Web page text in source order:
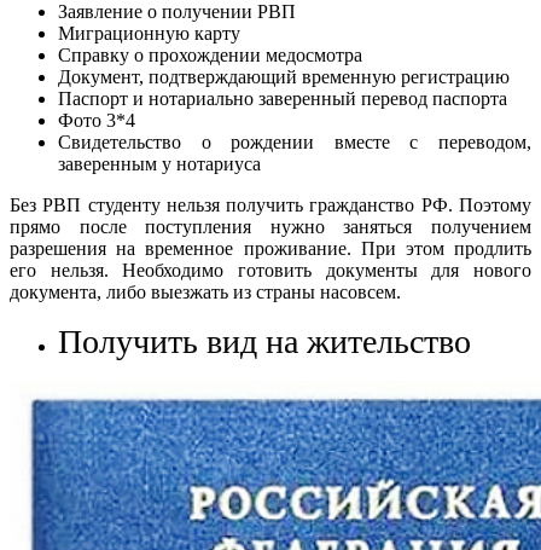
Заявление о получении РВП
Миграционную карту
Справку о прохождении медосмотра
Документ, подтверждающий временную регистрацию
Паспорт и нотариально заверенный перевод паспорта
Фото 3*4
Свидетельство о рождении вместе с переводом,
заверенным у нотариуса
Без РВП студенту нельзя получить гражданство РФ. Поэтому
прямо после поступления нужно заняться получением
разрешения на временное проживание. При этом продлить
его нельзя. Необходимо готовить документы для нового
документа, либо выезжать из страны насовсем.
Получить вид на жительство